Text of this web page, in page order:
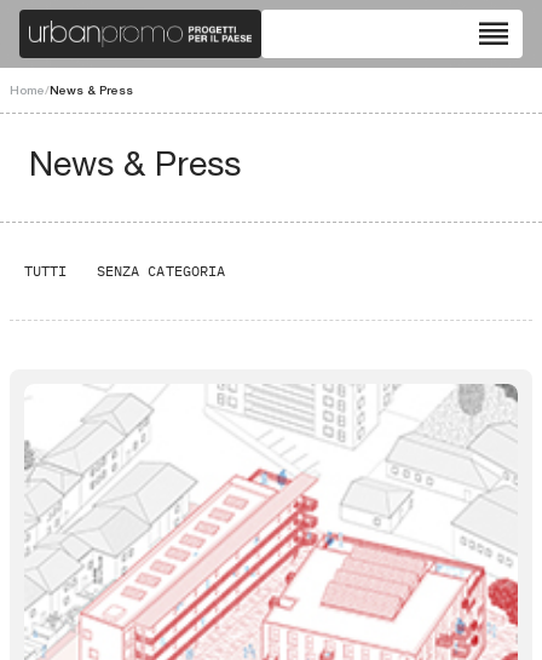
reorder
Home/News & Press
News & Press
TUTTI SENZA CATEGORIA